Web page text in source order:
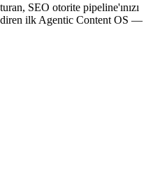
SEO otorite pipeline'ınızı
ilk Agentic Content OS —